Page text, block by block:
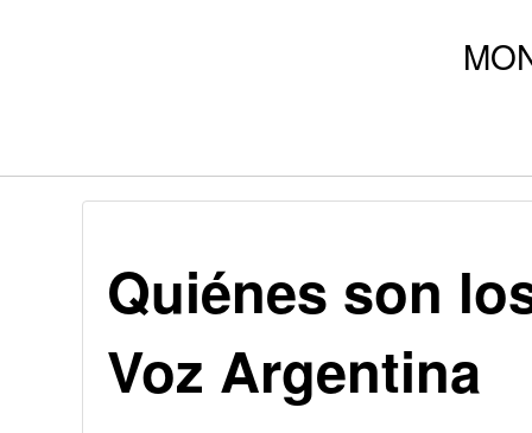
Quiénes son
Voz Argentina